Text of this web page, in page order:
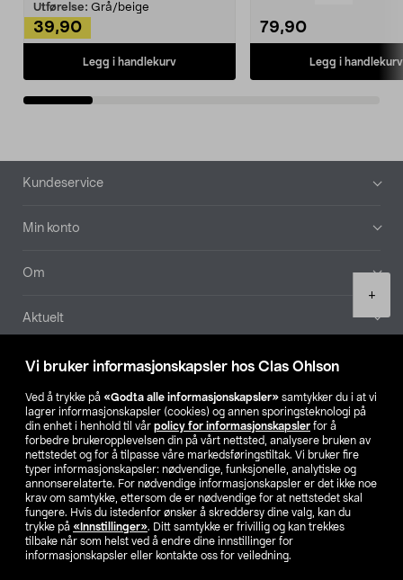
Vi bruker informasjonskapsler hos Clas Ohlson
Ved å trykke på «Godta alle informasjonskapsler» samtykker du i at vi
lagrer informasjonskapsler (cookies) og annen sporingsteknologi på
din enhet i henhold til vår policy for informasjonskapsler for å
forbedre brukeropplevelsen din på vårt nettsted, analysere bruken av
nettstedet og for å tilpasse våre markedsføringstiltak. Vi bruker fire
typer informasjonskapsler: nødvendige, funksjonelle, analytiske og
annonserelaterte. For nødvendige informasjonskapsler er det ikke noe
krav om samtykke, ettersom de er nødvendige for at nettstedet skal
fungere. Hvis du istedenfor ønsker å skreddersy dine valg, kan du
trykke på «Innstillinger». Ditt samtykke er frivillig og kan trekkes
tilbake når som helst ved å endre dine innstillinger for
informasjonskapsler eller kontakte oss for veiledning.
+
Utførelse: Grå/beige
39,90
Legg i handlekurv
79,90
Legg i handlekurv
Bunntekst
Kundeservice
Min konto
Om
Aktuelt
Våre selskaper
Finn din butikk
SE NO FI